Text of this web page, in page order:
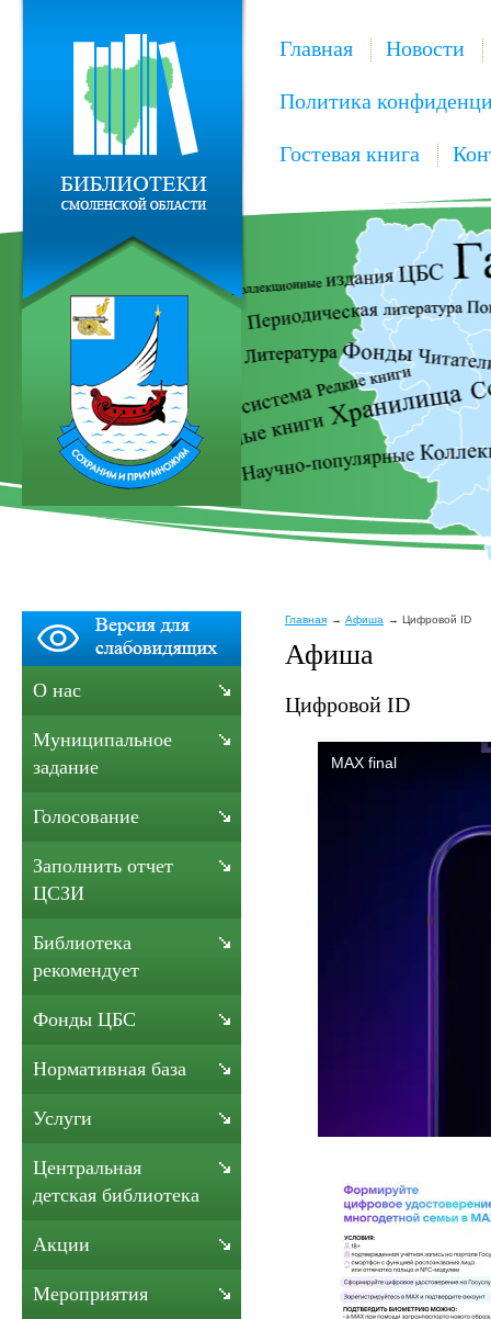
Главная Новости
Политика
Гостевая книга
Главная Афиша Цифровой ID
Афиша
Цифровой ID
О нас
Муниципальное
задание
Голосование
Заполнить отчет
ЦСЗИ
Библиотека
рекомендует
Фонды ЦБС
Нормативная база
Услуги
Центральная
детская библиотека
Акции
Мероприятия